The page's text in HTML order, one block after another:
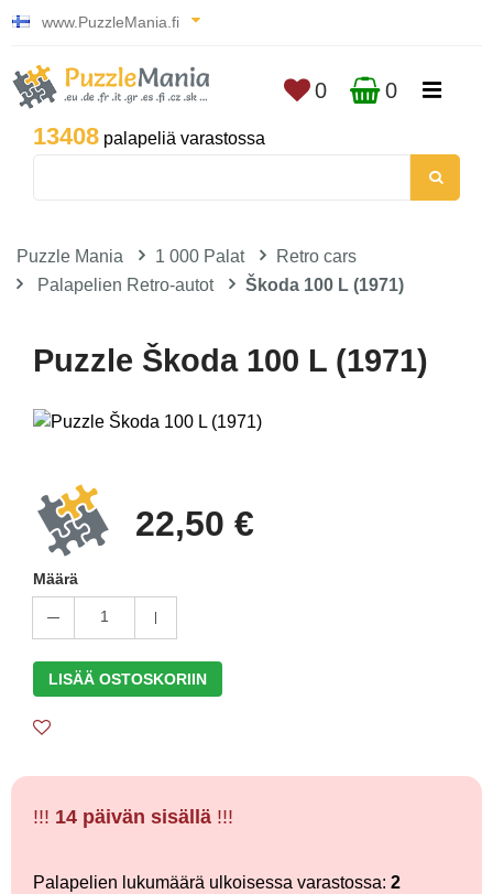
www.PuzzleMania.fi
13408 palapeliä varastossa
0 0
Puzzle Mania 1 000 Palat
Retro cars
Palapelien Retro-autot
Škoda 100 L (1971)
Puzzle Škoda 100 L (1971)
22,50 €
Määrä
1
LISÄÄ OSTOSKORIIN
!!! 14 päivän sisällä !!!
Palapelien lukumäärä ulkoisessa varastossa: 2